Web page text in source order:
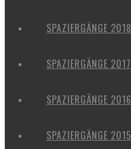
SPAZIERGÄNGE 2018
SPAZIERGÄNGE 2017
SPAZIERGÄNGE 2016
SPAZIERGÄNGE 2015